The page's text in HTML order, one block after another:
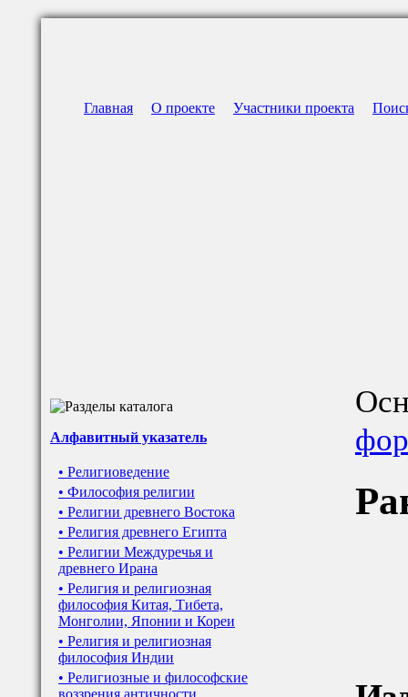
Главная О проекте Участники проекта
Алфавитный указатель
• Религиоведение
• Философия религии
• Религии древнего Востока
• Религия древнего Египта
• Религии Междуречья и
древнего Ирана
• Религия и религиозная
философия Китая, Тибета,
Монголии, Японии и Кореи
• Религия и религиозная
философия Индии
• Религиозные и философские
воззрения античности